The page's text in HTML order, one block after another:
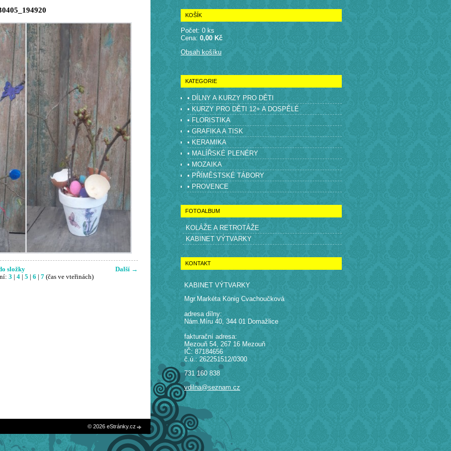
Další →
složky
3 4 5 6 7 (čas ve vteřinách)
KOŠÍK
Počet: 0 ks
Cena:0,00 Kč
Obsah košíku
KATEGORIE
• DÍLNY A KURZY PRO DĚTI
• KURZY PRO DĚTI 12+ A DOSPĚLÉ
• FLORISTIKA
• GRAFIKA A TISK
• KERAMIKA
• MALÍŘSKÉ PLENÉRY
• MOZAIKA
• PŘÍMĚSTSKÉ TÁBORY
• PROVENCE
FOTOALBUM
KOLÁŽE A RETROTÁŽE
KABINET VÝTVARKY
KONTAKT
KABINET VÝTVARKY
Mgr.Markéta König Cvachoučková
adresa dílny:
Nám.Míru 40, 344 01 Domažlice
fakturační adresa:
Mezouň 54, 267 16 Mezouň
IČ: 87184656
č.ú.: 262251512/0300
731 160 838
vdilna@seznam.cz
© 2026 eStránky.cz